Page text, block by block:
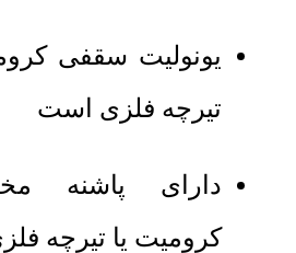
یونولیت سقفی
تیرچه فلزی است
دارای پاشنه
کرومیت یا تیرچه